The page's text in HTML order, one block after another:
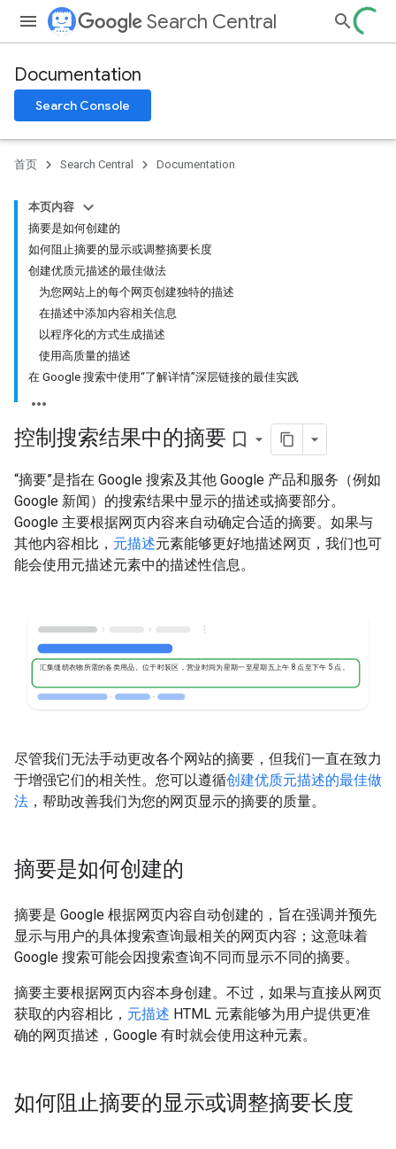
Search Central
Documentation
Search Console
首页 Search Central Documentation
本页内容
摘要是如何创建的
如何阻止摘要的显示或调整摘要长度
创建优质元描述的最佳做法
为您网站上的每个网页创建独特的描述
在描述中添加内容相关信息
以程序化的方式生成描述
使用高质量的描述
在 Google 搜索中使用“了解详情”深层链接的最佳实践
控制搜索结果中的摘要 bookmark_border
“摘要”是指在 Google 搜索及其他 Google 产品和服务（例如
Google 新闻）的搜索结果中显示的描述或摘要部分。
Google 主要根据网页内容来自动确定合适的摘要。如果与
其他内容相比， 元描述元素能够更好地描述网页，我们也可
能会使用元描述元素中的描述性信息。
汇集缝纫衣物所需的各类用品。位于时装区，营业时间为星期一至星期五上午 8 点至下午 5 点。
尽管我们无法手动更改各个网站的摘要，但我们一直在致力
于增强它们的相关性。您可以遵循创建优质元描述的最佳做
法 ，帮助改善我们为您的网页显示的摘要的质量。
摘要是如何创建的
摘要是 Google 根据网页内容自动创建的，旨在强调并预先
显示与用户的具体搜索查询最相关的网页内容；这意味着
Google 搜索可能会因搜索查询不同而显示不同的摘要。
摘要主要根据网页内容本身创建。不过，如果与直接从网页
获取的内容相比， 元描述 HTML 元素能够为用户提供更准
确的网页描述，Google 有时就会使用这种元素。
如何阻止摘要的显示或调整摘要长度